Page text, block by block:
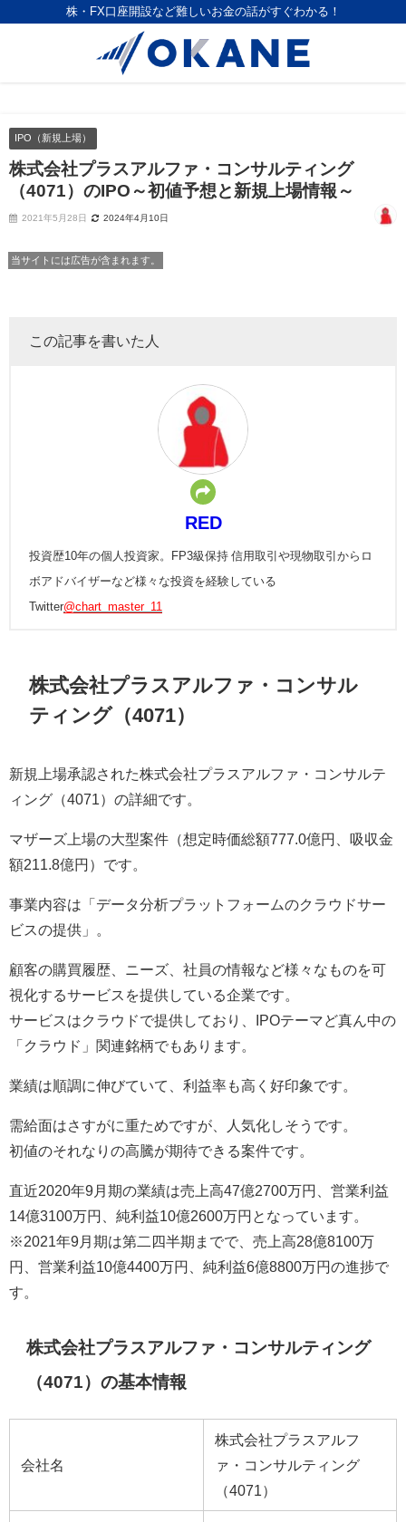
株・FX口座開設など難しいお金の話がすぐわかる！
IPO（新規上場）
株式会社プラスアルファ・コンサルティング
（4071）のIPO～初値予想と新規上場情報～
2021年5月28日 2024年4月10日
当サイトには広告が含まれます。
この記事を書いた人
RED
投資歴10年の個人投資家。FP3級保持 信用取引や現物取引からロ
ボアドバイザーなど様々な投資を経験している
Twitter@chart_master_11
株式会社プラスアルファ・コンサル
ティング（4071）
新規上場承認された株式会社プラスアルファ・コンサルテ
ィング（4071）の詳細です。
マザーズ上場の大型案件（想定時価総額777.0億円、吸収金
額211.8億円）です。
事業内容は「データ分析プラットフォームのクラウドサー
ビスの提供」。
顧客の購買履歴、ニーズ、社員の情報など様々なものを可
視化するサービスを提供している企業です。
サービスはクラウドで提供しており、IPOテーマど真ん中の
「クラウド」関連銘柄でもあります。
業績は順調に伸びていて、利益率も高く好印象です。
需給面はさすがに重ためですが、人気化しそうです。
初値のそれなりの高騰が期待できる案件です。
直近2020年9月期の業績は売上高47億2700万円、営業利益
14億3100万円、純利益10億2600万円となっています。
※2021年9月期は第二四半期までで、売上高28億8100万
円、営業利益10億4400万円、純利益6億8800万円の進捗で
す。
株式会社プラスアルファ・コンサルティング
（4071）の基本情報
会社名
株式会社プラスアルフ
ァ・コンサルティング
（4071）